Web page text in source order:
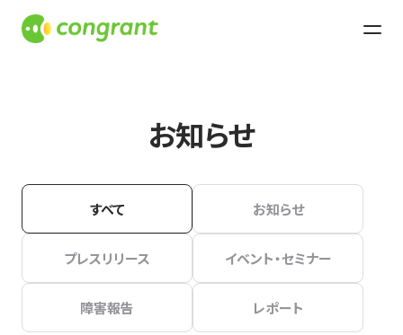
お知らせ
すべて お知らせ
プレスリリース イベント・セミナー
障害報告 レポート